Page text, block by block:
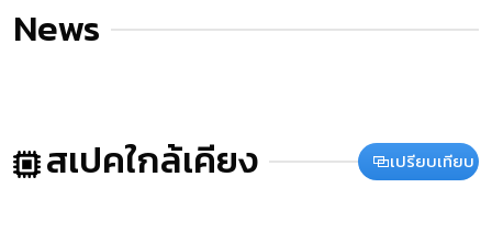
News
สเปคใกล้เคียง เปรียบเทียบ